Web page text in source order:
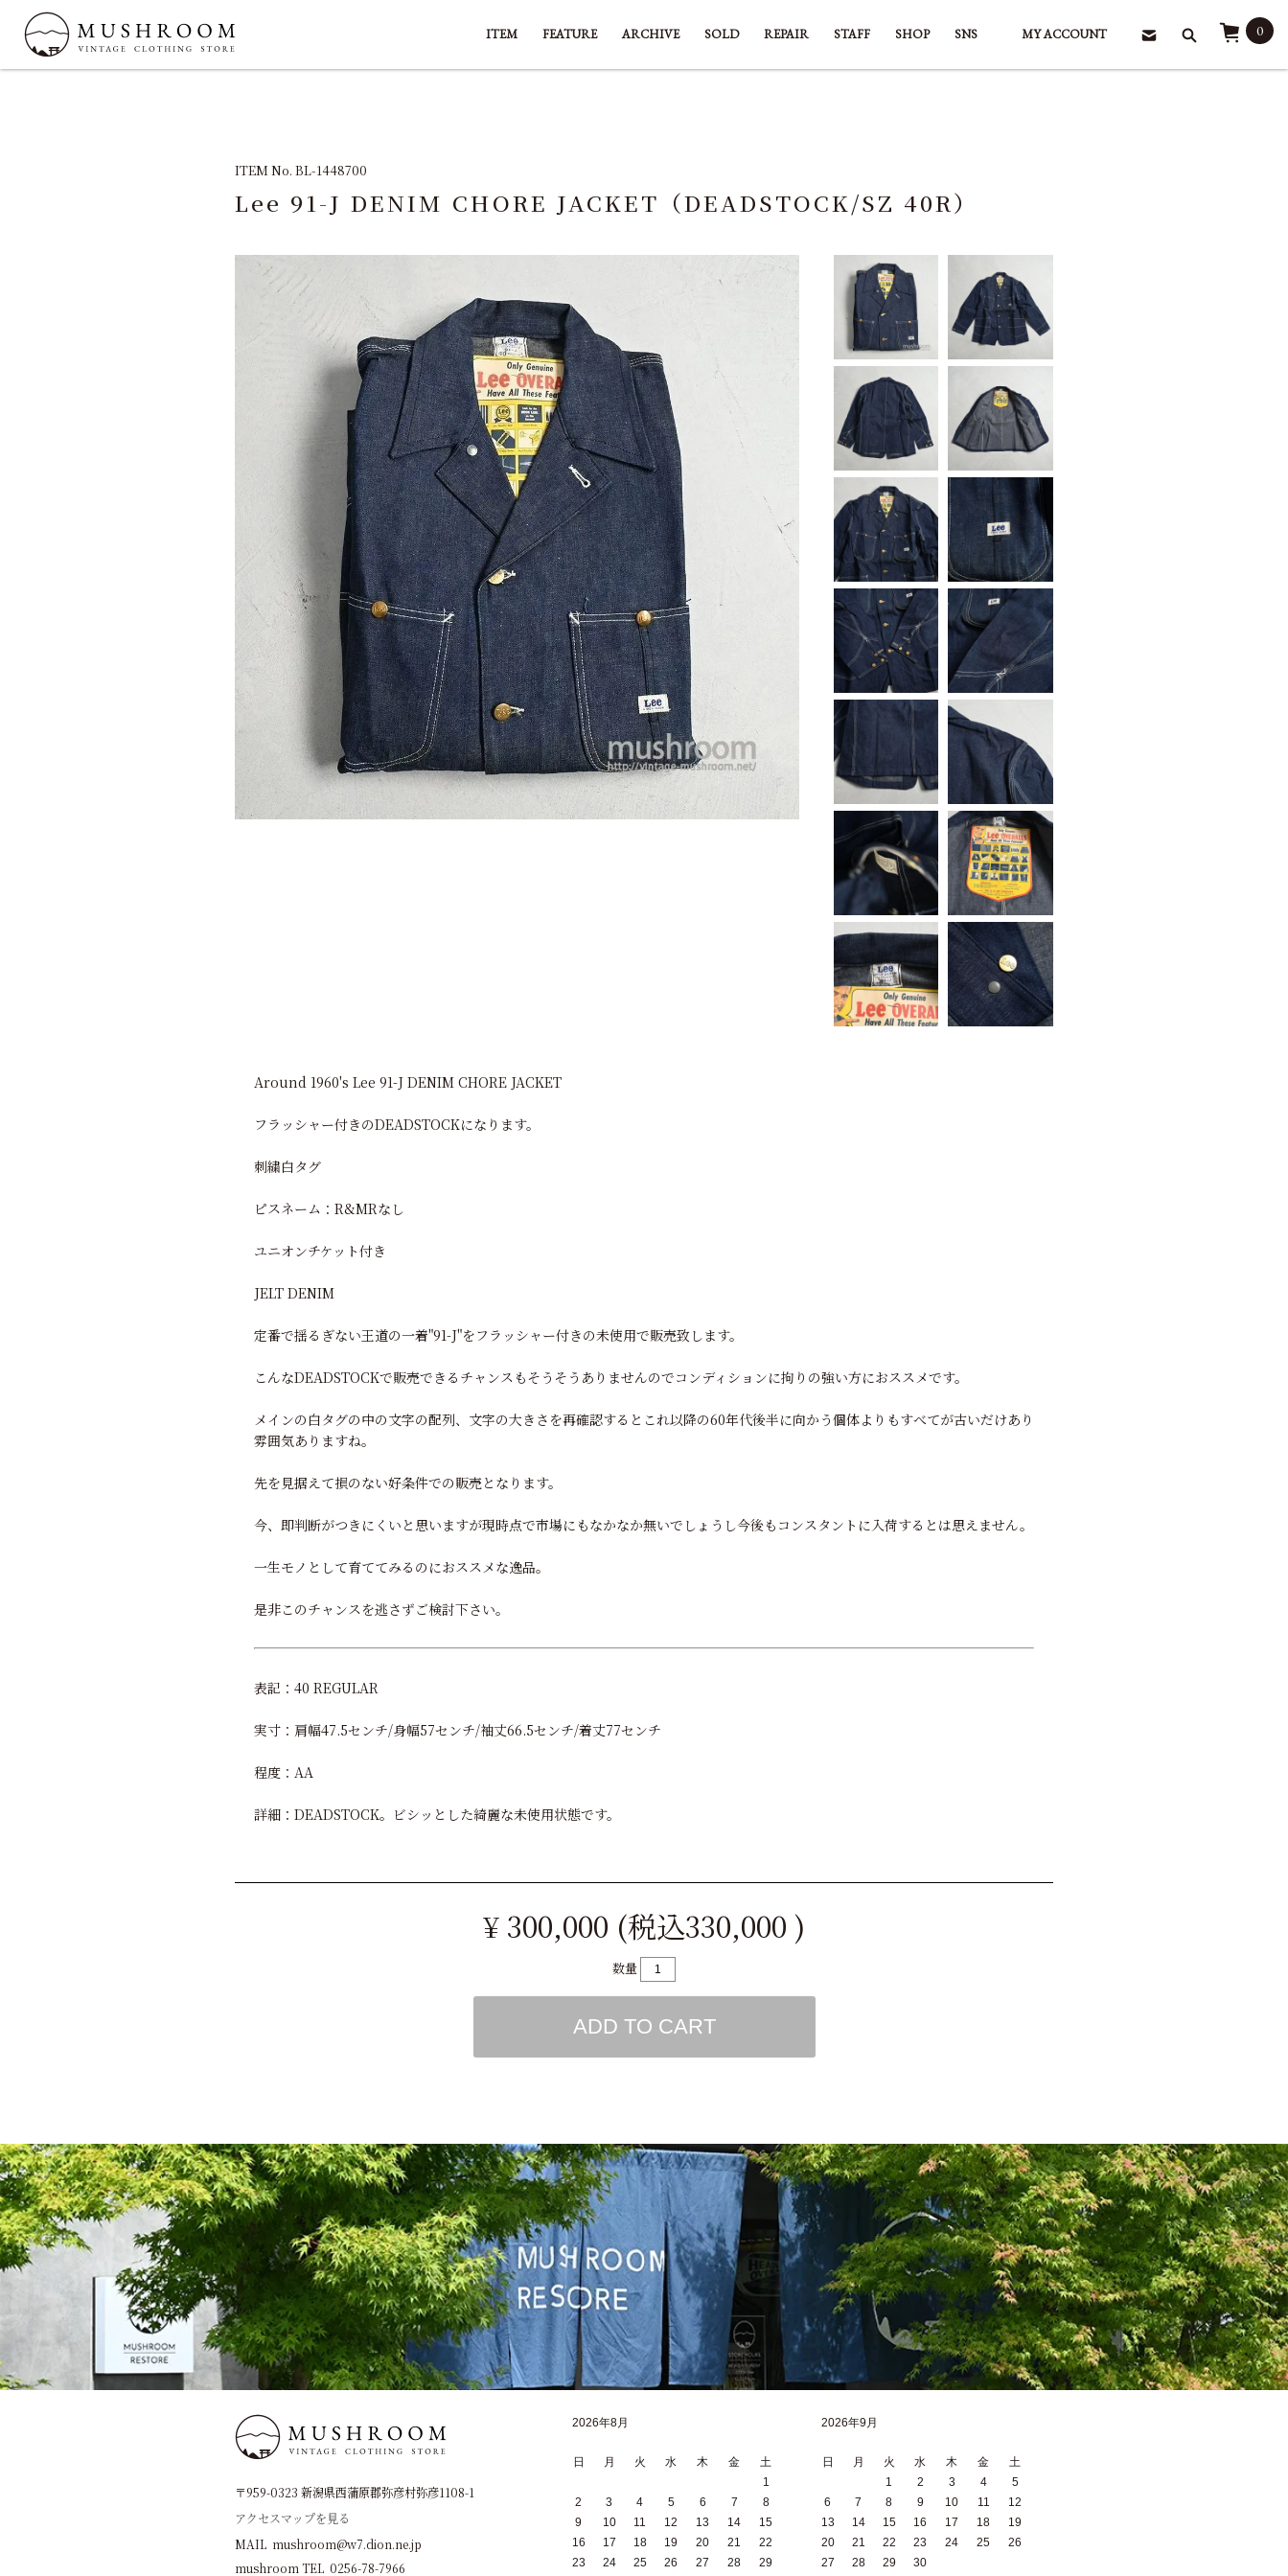
ITEM FEATURE ARCHIVE SOLD REPAIR STAFF SHOP SNS MY ACCOUNT 0
ITEM No. BL-1448700
Lee 91-J DENIM CHORE JACKET（DEADSTOCK/SZ 40R）
Around 1960's Lee 91-J DENIM CHORE JACKET
フラッシャー付きのDEADSTOCKになります。
刺繍白タグ
ピスネーム：R&MRなし
ユニオンチケット付き
JELT DENIM
定番で揺るぎない王道の一着"91-J"をフラッシャー付きの未使用で販売致します。
こんなDEADSTOCKで販売できるチャンスもそうそうありませんのでコンディションに拘りの強い方におススメです。
メインの白タグの中の文字の配列、文字の大きさを再確認するとこれ以降の60年代後半に向かう個体よりもすべてが古いだけあり
雰囲気ありますね。
先を見据えて損のない好条件での販売となります。
今、即判断がつきにくいと思いますが現時点で市場にもなかなか無いでしょうし今後もコンスタントに入荷するとは思えません。
一生モノとして育ててみるのにおススメな逸品。
是非このチャンスを逃さずご検討下さい。
表記：40 REGULAR
実寸：肩幅47.5センチ/身幅57センチ/袖丈66.5センチ/着丈77センチ
程度：AA
詳細：DEADSTOCK。ビシッとした綺麗な未使用状態です。
¥ 300,000 (税込330,000 )
数量
ADD TO CART
〒959-0323 新潟県西蒲原郡弥彦村弥彦1108-1
アクセスマップを見る
MAIL mushroom@w7.dion.ne.jp
mushroom TEL 0256-78-7966
2026年8月
日 月 火 水 木 金
土
1
2
3 4 5 6 7
8
9
10 11 12 13 14
15
16
17 18 19 20 21
22
23
24 25 26 27 28 29
2026年9月
日 月 火 水 木 金
土
1
2 3 4
5
6
7 8 9 10 11
12
13
14 15 16 17 18
19
20
21 22 23 24 25
26
27
28 29 30